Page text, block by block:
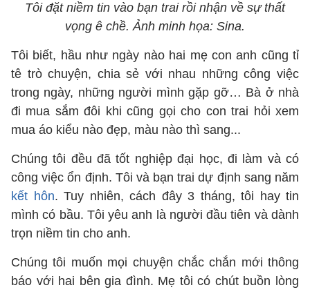
Tôi đặt niềm tin vào bạn trai rồi nhận về sự thất
vọng ê chề. Ảnh minh họa: Sina.
Tôi biết, hầu như ngày nào hai mẹ con anh cũng tỉ
tê trò chuyện, chia sẻ với nhau những công việc
trong ngày, những người mình gặp gỡ… Bà ở nhà
đi mua sắm đôi khi cũng gọi cho con trai hỏi xem
mua áo kiểu nào đẹp, màu nào thì sang...
Chúng tôi đều đã tốt nghiệp đại học, đi làm và có
công việc ổn định. Tôi và bạn trai dự định sang năm
kết hôn. Tuy nhiên, cách đây 3 tháng, tôi hay tin
mình có bầu. Tôi yêu anh là người đầu tiên và dành
trọn niềm tin cho anh.
Chúng tôi muốn mọi chuyện chắc chắn mới thông
báo với hai bên gia đình. Mẹ tôi có chút buồn lòng